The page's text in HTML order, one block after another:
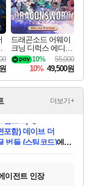
드래곤소드 어웨이
크닝 디럭스 에디션
DragonSword Awake
ning Deluxe Edition
55,000
10%
10% 49,500원
더보기+
포함) 데이브 더
번들 (스팀코드)에
)를 교환.
이전트 인장